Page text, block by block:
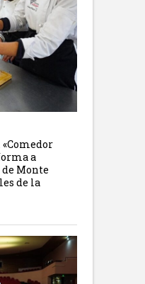
a
Monte
de la